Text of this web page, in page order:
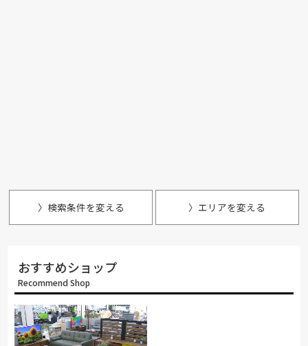
〉検索条件を変える 〉エリアを変える
おすすめショップ
Recommend Shop